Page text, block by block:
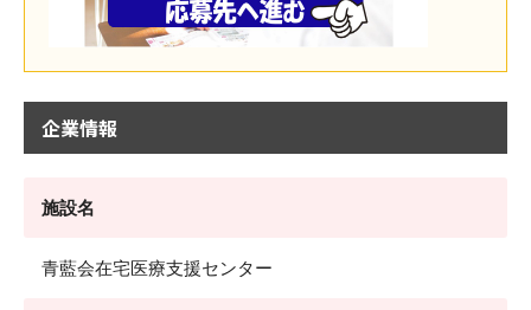
企業情報
施設名
青藍会在宅医療支援センター